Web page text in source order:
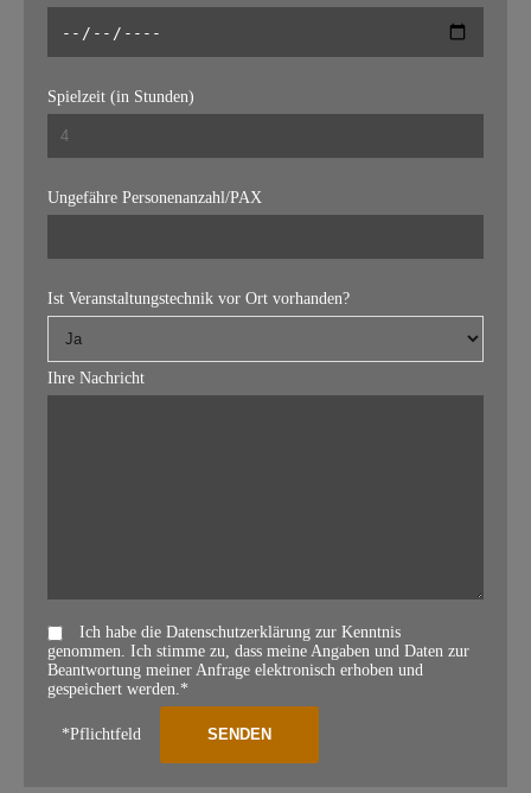
Spielzeit (in Stunden)
Ungefähre Personenanzahl/PAX
Ist Veranstaltungstechnik vor Ort vorhanden?
Ihre Nachricht
Ich habe die Datenschutzerklärung zur Kenntnis
genommen. Ich stimme zu, dass meine Angaben und Daten zur
Beantwortung meiner Anfrage elektronisch erhoben und
gespeichert werden.*
*Pflichtfeld